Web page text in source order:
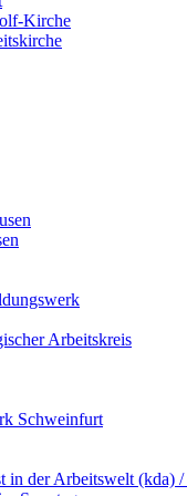
Kirche
Arbeitskreis
Schweinfurt
in der Arbeitswelt (kda) /